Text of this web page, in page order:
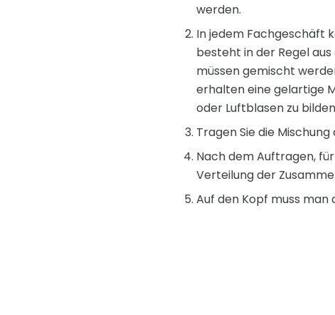
werden.
In jedem Fachgeschäft
besteht in der Regel
müssen gemischt
erhalten eine gelartige
oder Luftblasen zu
Tragen Sie die
Nach dem Auftragen,
Verteilung der
Auf den Kopf muss man